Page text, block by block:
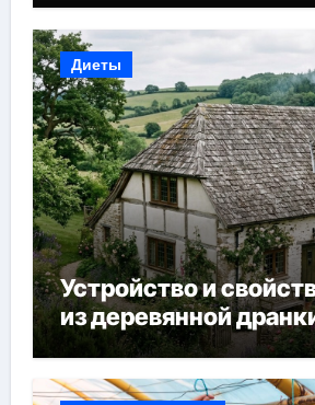
Диеты
Устройство и
из деревянной